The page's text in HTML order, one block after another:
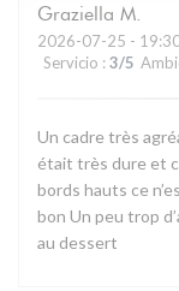
Graziella M
2026-07-25 -
Servicio : 3/5
Un cadre très
était très dure et
bords hauts ce
bon Un peu trop
au dessert